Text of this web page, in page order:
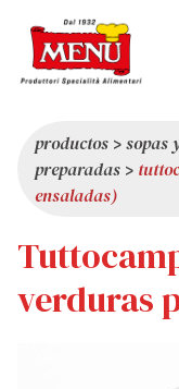
CATÁLOGO
SERVICIOS
ÚLTIMAS
PREMIOS
QUIÉNES SOMOS
CALIDAD
CURIOSIDADES
SHOWROOM
productos >sopas
preparadas >
ensaladas)
verduras